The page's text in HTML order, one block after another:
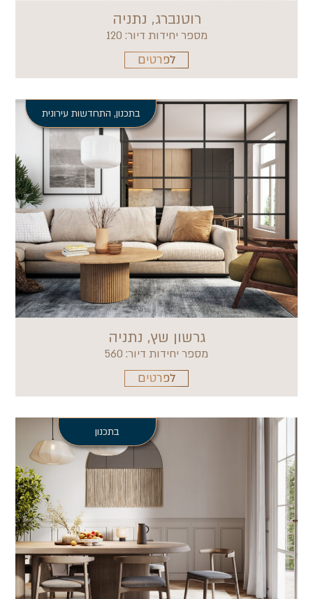
רוטנברג, נתניה
מספר יחידות דיור: 120
לפרטים
בתכנון, התחדשות עירונית
גרשון שץ, נתניה
מספר יחידות דיור: 560
לפרטים
בתכנון